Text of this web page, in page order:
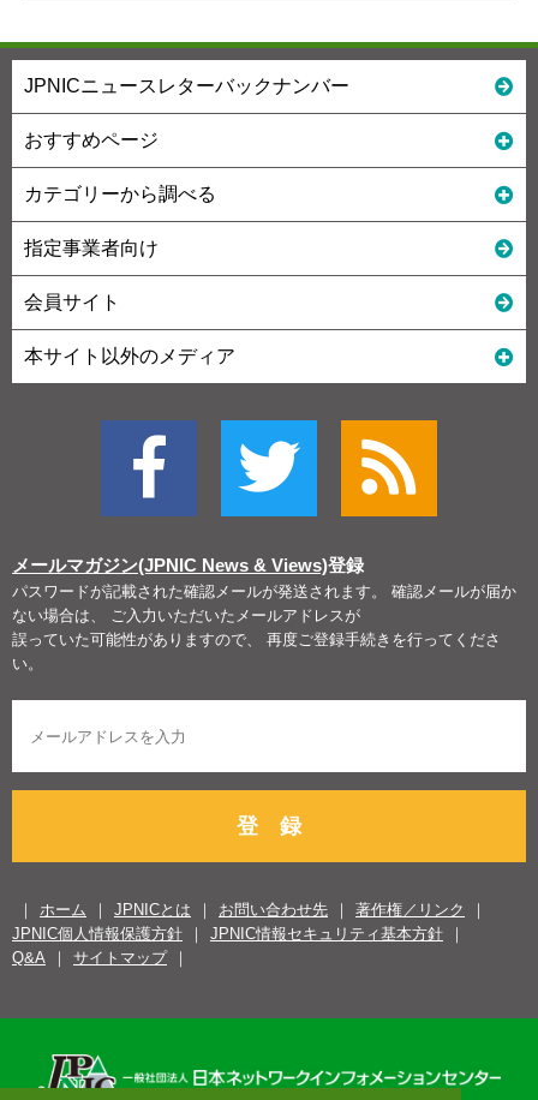
JPNICニュースレターバックナンバー
おすすめページ
カテゴリーから調べる
指定事業者向け
会員サイト
本サイト以外のメディア
メールマガジン(JPNIC News & Views)登録
パスワードが記載された確認メールが発送されます。 確認メールが届か
ない場合は、 ご入力いただいたメールアドレスが
誤っていた可能性がありますので、 再度ご登録手続きを行ってくださ
い。
登 録
ホーム JPNICとは お問い合わせ先
著作権／リンク
JPNIC個人情報保護方針
JPNIC情報セキュリティ基本方針
Q&A
サイトマップ